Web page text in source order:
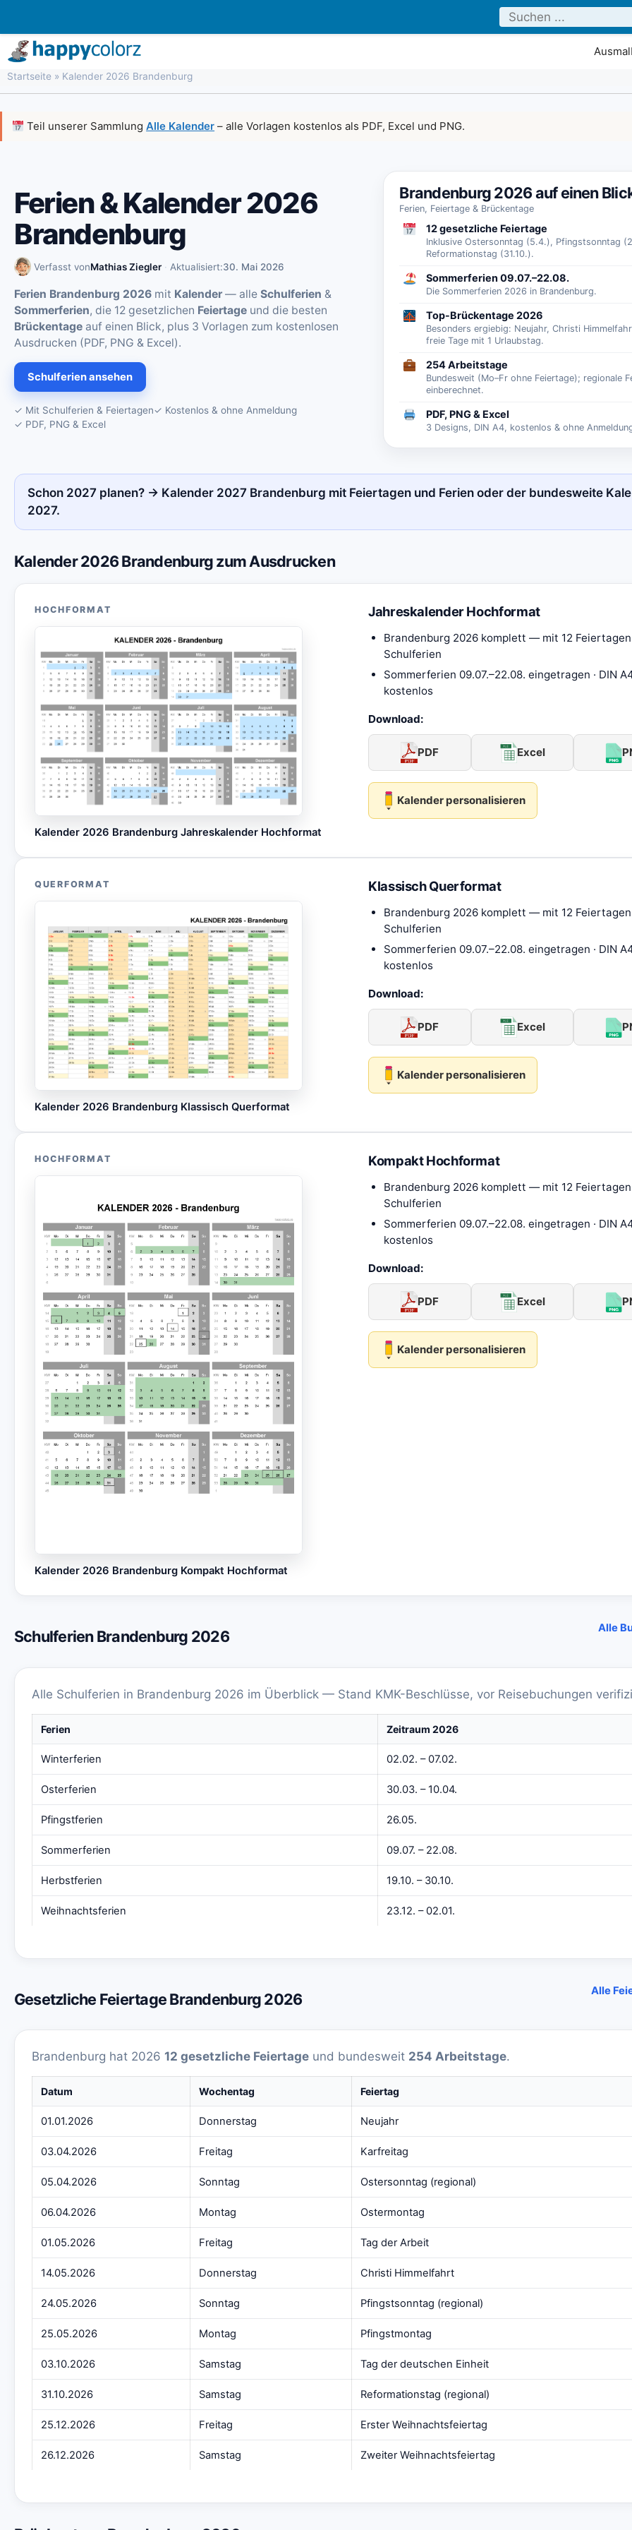
springen
Startseite » Kalender 2026 Brandenburg
Teil unserer SammlungAlle Kalender – alle Vorlagen kostenlos als PDF, Excel und PNG.
Ferien & Kalender 2026
Brandenburg
Verfasst vonMathias Ziegler · Aktualisiert:30. Mai 2026
Ferien Brandenburg 2026 mit Kalender — alle Schulferien &
Sommerferien, die 12 gesetzlichen Feiertage und die besten
Brückentage auf einen Blick, plus 3 Vorlagen zum kostenlosen
Ausdrucken (PDF, PNG & Excel).
Schulferien ansehen
✓ Mit Schulferien & Feiertagen✓ Kostenlos & ohne Anmeldung
✓ PDF, PNG & Excel
Brandenburg 2026 auf einen
Ferien, Feiertage & Brückentage
12 gesetzliche Feiertage
Inklusive Ostersonntag (5.4.), Pfingstsonntag
Reformationstag (31.10.).
Sommerferien 09.07.–22.08.
Die Sommerferien 2026 in Brandenburg.
Top-Brückentage 2026
Besonders ergiebig: Neujahr, Christi
freie Tage mit 1 Urlaubstag.
254 Arbeitstage
Bundesweit (Mo–Fr ohne Feiertage); regionale
einberechnet.
PDF, PNG & Excel
3 Designs, DIN A4, kostenlos & ohne
Schon 2027 planen? → Kalender 2027 Brandenburg mit Feiertagen und Ferien oder der bundesweite
2027.
Kalender 2026 Brandenburg zum Ausdrucken
HOCHFORMAT
Kalender 2026 Brandenburg Jahreskalender Hochformat
Jahreskalender Hochformat
Brandenburg 2026 komplett — mit 12
Schulferien
Sommerferien 09.07.–22.08. eingetragen · DIN
kostenlos
Download:
PDF Excel
Kalender personalisieren
QUERFORMAT
Kalender 2026 Brandenburg Klassisch Querformat
Klassisch Querformat
Brandenburg 2026 komplett — mit 12
Schulferien
Sommerferien 09.07.–22.08. eingetragen · DIN
kostenlos
Download:
PDF Excel
Kalender personalisieren
HOCHFORMAT
Kalender 2026 Brandenburg Kompakt Hochformat
Kompakt Hochformat
Brandenburg 2026 komplett — mit 12
Schulferien
Sommerferien 09.07.–22.08. eingetragen · DIN
kostenlos
Download:
PDF Excel
Kalender personalisieren
Schulferien Brandenburg 2026 Alle
Alle Schulferien in Brandenburg 2026 im Überblick — Stand KMK-Beschlüsse, vor Reisebuchungen
Ferien Zeitraum 2026
Winterferien 02.02. – 07.02.
Osterferien 30.03. – 10.04.
Pfingstferien 26.05.
Sommerferien 09.07. – 22.08.
Herbstferien 19.10. – 30.10.
Weihnachtsferien 23.12. – 02.01.
Gesetzliche Feiertage Brandenburg 2026 Alle
Brandenburg hat 2026 12 gesetzliche Feiertage und bundesweit 254 Arbeitstage.
Datum Wochentag Feiertag
01.01.2026 Donnerstag Neujahr
03.04.2026 Freitag Karfreitag
05.04.2026 Sonntag Ostersonntag (regional)
06.04.2026 Montag Ostermontag
01.05.2026 Freitag Tag der Arbeit
14.05.2026 Donnerstag Christi Himmelfahrt
24.05.2026 Sonntag Pfingstsonntag (regional)
25.05.2026 Montag Pfingstmontag
03.10.2026 Samstag Tag der deutschen Einheit
31.10.2026 Samstag Reformationstag (regional)
25.12.2026 Freitag Erster Weihnachtsfeiertag
26.12.2026 Samstag Zweiter Weihnachtsfeiertag